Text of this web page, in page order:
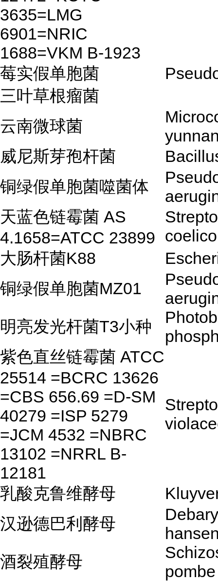
3635=LMG
6901=NRIC
1688=VKM B-1923
莓实假单胞菌
三叶草根瘤菌
云南微球菌
威尼斯芽孢杆菌
铜绿假单胞菌噬菌体
天蓝色链霉菌 AS
4.1658=ATCC 23899
大肠杆菌K88
铜绿假单胞菌MZ01
明亮发光杆菌T3小种
紫色直丝链霉菌 ATCC
25514 =BCRC 13626
=CBS 656.69 =D-SM
40279 =ISP 5279
=JCM 4532 =NBRC
13102 =NRRL B-
12181
乳酸克鲁维酵母
汉逊德巴利酵母
酒裂殖酵母
pombe